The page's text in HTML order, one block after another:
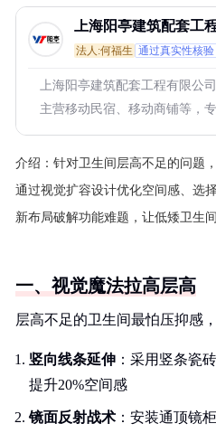
上海阳亭建筑配套工
法人:何福生 通过真实性核验
上海阳亭建筑配套工程有限公
主营移动民宿、移动商铺等，
介绍： 针对卫生间层高不足的问题
通过视觉扩容设计优化空间感、选
新布局破解功能难题，让低矮卫生
一、视觉魔法拉高层高
层高不足的卫生间最怕压抑感
竖向线条延伸 ：采用竖条瓷
提升20%空间感
镜面反射战术 ：安装通顶镜